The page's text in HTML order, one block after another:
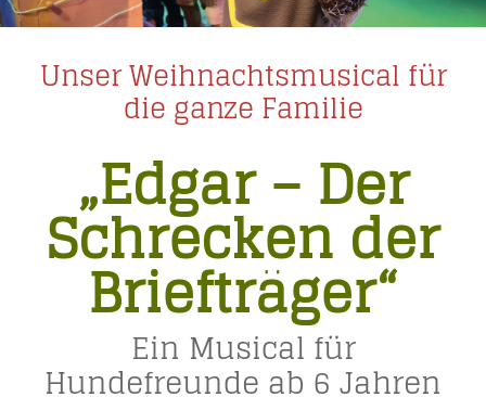
Unser Weihnachtsmusical für
die ganze Familie
„Edgar – Der
Schrecken der
Briefträger“
Ein Musical für
Hundefreunde ab 6 Jahren